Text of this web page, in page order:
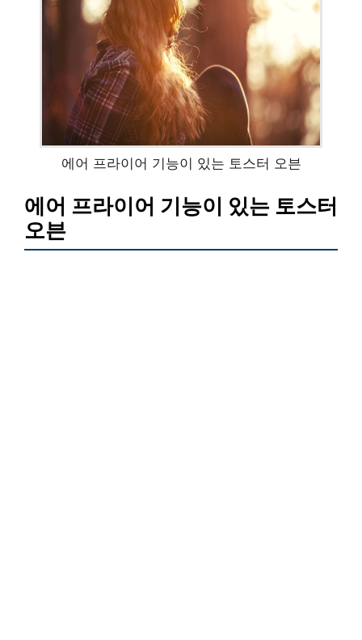
에어 프라이어 기능이 있는 토스터 오븐
에어 프라이어 기능이 있는 토스터
오븐